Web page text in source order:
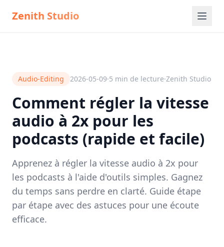
Zenith Studio
Audio-Editing 2026-05-09·5 min de lecture·Zenith Studio
Comment régler la vitesse
audio à 2x pour les
podcasts (rapide et facile)
Apprenez à régler la vitesse audio à 2x pour
les podcasts à l'aide d'outils simples. Gagnez
du temps sans perdre en clarté. Guide étape
par étape avec des astuces pour une écoute
efficace.